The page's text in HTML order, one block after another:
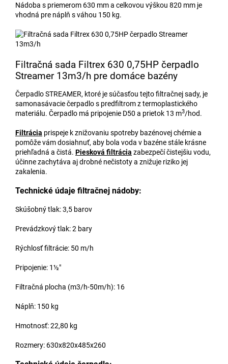
Nádoba s priemerom 630 mm a celkovou výškou 820 mm je
vhodná pre náplň s váhou 150 kg.
Filtračná sada Filtrex 630 0,75HP čerpadlo
Streamer 13m3/h pre domáce bazény
Čerpadlo STREAMER, ktoré je súčasťou tejto filtračnej sady, je
samonasávacie čerpadlo s predfiltrom z termoplastického
materiálu. Čerpadlo má pripojenie D50 a prietok 13 m3/hod.
Filtrácia prispeje k znižovaniu spotreby bazénovej chémie a
pomôže vám dosiahnuť, aby bola voda v bazéne stále krásne
priehľadná a čistá. Piesková filtrácia zabezpečí čistejšiu vodu,
účinne zachytáva aj drobné nečistoty a znižuje riziko jej
zakalenia.
Technické údaje filtračnej nádoby:
Skúšobný tlak: 3,5 barov
Prevádzkový tlak: 2 bary
Rýchlosť filtrácie: 50 m/h
Pripojenie: 1½"
Filtračná plocha (m3/h-50m/h): 16
Náplň: 150 kg
Hmotnosť: 22,80 kg
Rozmery: 630x820x485x260